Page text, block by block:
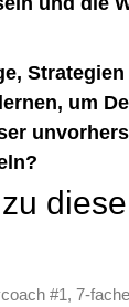
Strategien
um
#1, 7-